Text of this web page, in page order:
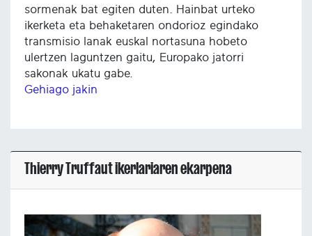
sormenak bat egiten duten. Hainbat urteko
ikerketa eta behaketaren ondorioz egindako
transmisio lanak euskal nortasuna hobeto
ulertzen laguntzen gaitu, Europako jatorri
sakonak ukatu gabe.
Gehiago jakin
Thierry Truffaut ikerlariaren ekarpena